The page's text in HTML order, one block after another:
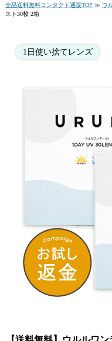
全品送料無料コンタクト通販TOP ≫ ウ
スト30枚 2箱
1日使い捨てレンズ